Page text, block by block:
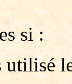
si :
utilisé